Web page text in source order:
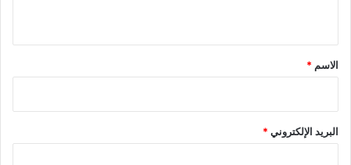
*
الاسم *
البريد الإلكتروني*